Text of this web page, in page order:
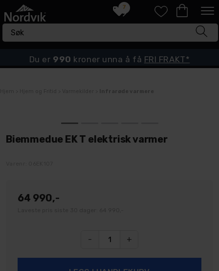
7
Du er 990 kroner unna å få FRI FRAKT*
Biemmedue EK T elektrisk varmer
64 990,-
- +